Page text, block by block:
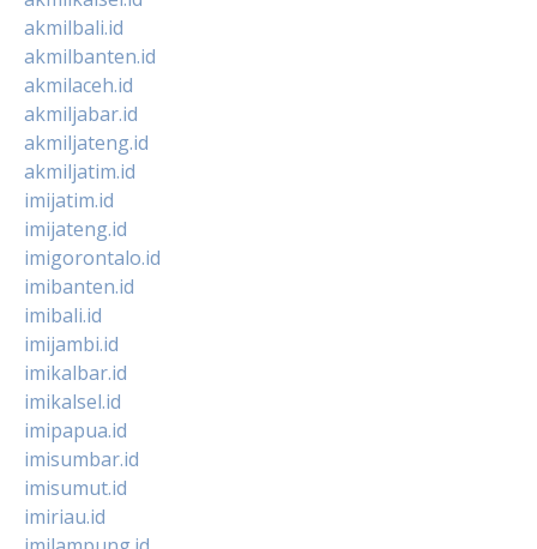
akmilbali.id
akmilbanten.id
akmilaceh.id
akmiljabar.id
akmiljateng.id
akmiljatim.id
imijatim.id
imijateng.id
imigorontalo.id
imibanten.id
imibali.id
imijambi.id
imikalbar.id
imikalsel.id
imipapua.id
imisumbar.id
imisumut.id
imiriau.id